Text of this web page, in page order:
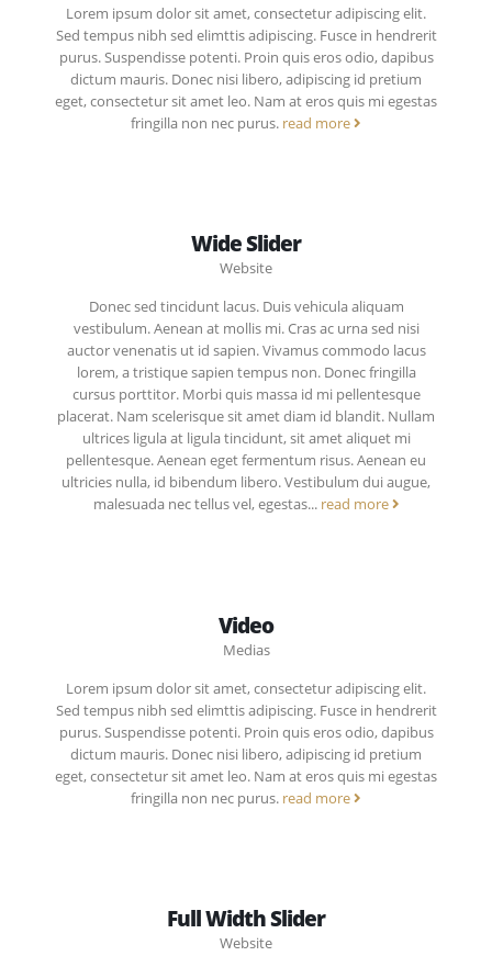
Lorem ipsum dolor sit amet, consectetur adipiscing elit.
Sed tempus nibh sed elimttis adipiscing. Fusce in hendrerit
purus. Suspendisse potenti. Proin quis eros odio, dapibus
dictum mauris. Donec nisi libero, adipiscing id pretium
eget, consectetur sit amet leo. Nam at eros quis mi egestas
fringilla non nec purus. read more
Wide Slider
Website
Donec sed tincidunt lacus. Duis vehicula aliquam
vestibulum. Aenean at mollis mi. Cras ac urna sed nisi
auctor venenatis ut id sapien. Vivamus commodo lacus
lorem, a tristique sapien tempus non. Donec fringilla
cursus porttitor. Morbi quis massa id mi pellentesque
placerat. Nam scelerisque sit amet diam id blandit. Nullam
ultrices ligula at ligula tincidunt, sit amet aliquet mi
pellentesque. Aenean eget fermentum risus. Aenean eu
ultricies nulla, id bibendum libero. Vestibulum dui augue,
malesuada nec tellus vel, egestas... read more
Video
Medias
Lorem ipsum dolor sit amet, consectetur adipiscing elit.
Sed tempus nibh sed elimttis adipiscing. Fusce in hendrerit
purus. Suspendisse potenti. Proin quis eros odio, dapibus
dictum mauris. Donec nisi libero, adipiscing id pretium
eget, consectetur sit amet leo. Nam at eros quis mi egestas
fringilla non nec purus. read more
Full Width Slider
Website